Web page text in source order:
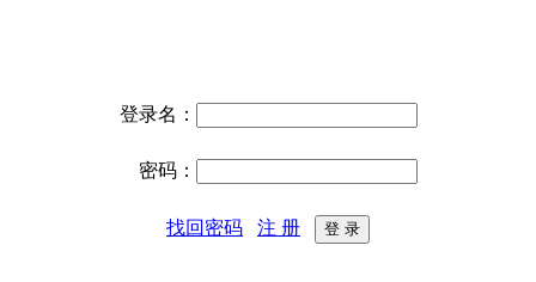
登录名：
密码：
找回密码 注 册